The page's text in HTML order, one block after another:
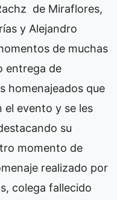
de Miraflores,
y Alejandro
de muchas
entrega de
homenajeados que
evento y se les
su
momento de
realizado por
colega fallecido